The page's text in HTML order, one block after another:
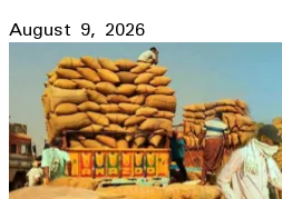
August 9, 2026